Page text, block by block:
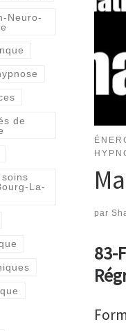
par
83-
Neuro-
de
La-